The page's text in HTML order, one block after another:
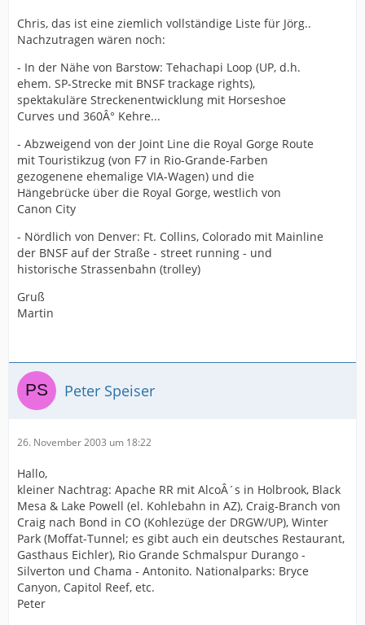
Chris, das ist eine ziemlich vollständige Liste für Jörg..
Nachzutragen wären noch:
- In der Nähe von Barstow: Tehachapi Loop (UP, d.h.
ehem. SP-Strecke mit BNSF trackage rights),
spektakuläre Streckenentwicklung mit Horseshoe
Curves und 360Â° Kehre...
- Abzweigend von der Joint Line die Royal Gorge Route
mit Touristikzug (von F7 in Rio-Grande-Farben
gezogenene ehemalige VIA-Wagen) und die
Hängebrücke über die Royal Gorge, westlich von
Canon City
- Nördlich von Denver: Ft. Collins, Colorado mit Mainline
der BNSF auf der Straße - street running - und
historische Strassenbahn (trolley)
Gruß
Martin
Peter Speiser
26. November 2003 um 18:22
Hallo,
kleiner Nachtrag: Apache RR mit AlcoÂ´s in Holbrook, Black
Mesa & Lake Powell (el. Kohlebahn in AZ), Craig-Branch von
Craig nach Bond in CO (Kohlezüge der DRGW/UP), Winter
Park (Moffat-Tunnel; es gibt auch ein deutsches Restaurant,
Gasthaus Eichler), Rio Grande Schmalspur Durango -
Silverton und Chama - Antonito. Nationalparks: Bryce
Canyon, Capitol Reef, etc.
Peter